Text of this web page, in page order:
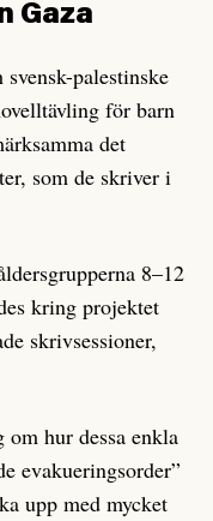
Gaza
palestinske
för barn
det
som de skriver i
8–12
kring projektet
skrivsessioner,
om hur dessa enkla
evakueringsorder”
upp med mycket